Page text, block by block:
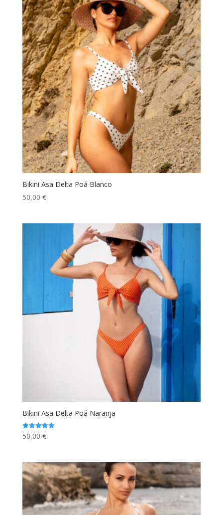
Bikini Asa Delta Poá Blanco
50,00 €
Bikini Asa Delta Poá Naranja
Valorado
con
50,00 €